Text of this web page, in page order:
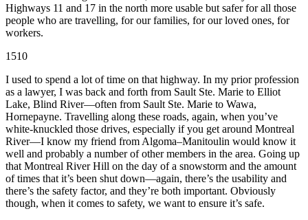
Highways 11 and 17 in the north more usable but safer for all those
people who are travelling, for our families, for our loved ones, for
workers.
1510
I used to spend a lot of time on that highway. In my prior profession
as a lawyer, I was back and forth from Sault Ste. Marie to Elliot
Lake, Blind River—often from Sault Ste. Marie to Wawa,
Hornepayne. Travelling along these roads, again, when you’ve
white-knuckled those drives, especially if you get around Montreal
River—I know my friend from Algoma–Manitoulin would know it
well and probably a number of other members in the area. Going up
that Montreal River Hill on the day of a snowstorm and the amount
of times that it’s been shut down—again, there’s the usability and
there’s the safety factor, and they’re both important. Obviously
though, when it comes to safety, we want to ensure it’s safe.